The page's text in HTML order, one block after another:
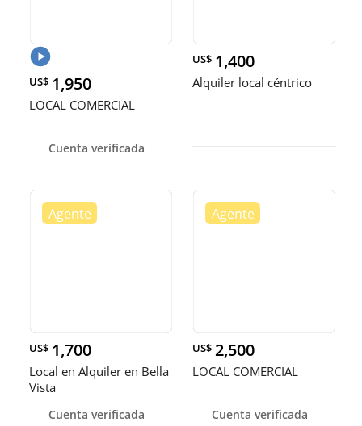
US$ 1,950
LOCAL COMERCIAL
Cuenta verificada
US$ 1,400
Alquiler local céntrico
US$ 1,700
Local en Alquiler en Bella
Vista
Cuenta verificada
US$ 2,500
LOCAL COMERCIAL
Cuenta verificada